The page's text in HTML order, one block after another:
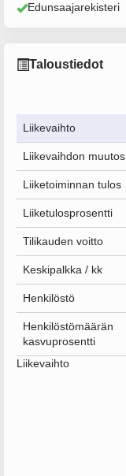
Edunsaajarekisteri
Taloustiedot
Liikevaihto
Liikevaihdon muutos
Liiketoiminnan tulos
Liiketulosprosentti
Tilikauden voitto
Keskipalkka / kk
Henkilöstö
Henkilöstömäärän
kasvuprosentti
Liikevaihto